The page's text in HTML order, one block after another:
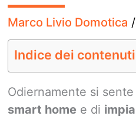
Marco Livio Domotica
Indice dei contenuti
Odiernamente si
smart home e di